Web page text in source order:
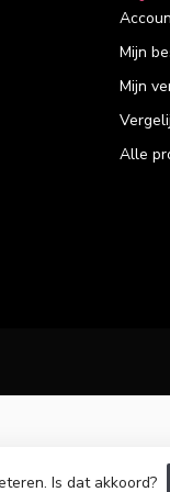
Mijn
Mijn
Alle
Is dat akkoord?